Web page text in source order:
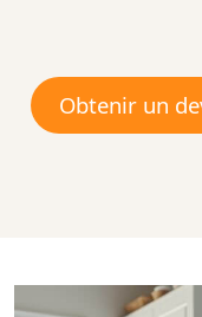
Obtenir un